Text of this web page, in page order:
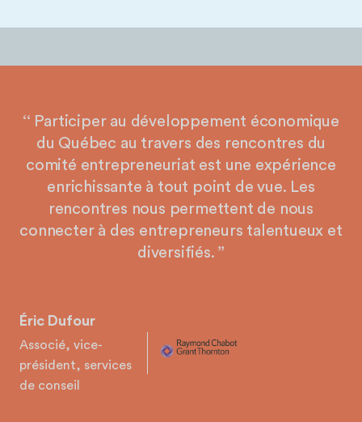
‘‘ Participer au développement économique
du Québec au travers des rencontres du
comité entrepreneuriat est une expérience
enrichissante à tout point de vue. Les
rencontres nous permettent de nous
connecter à des entrepreneurs talentueux et
diversifiés. ’’
Éric Dufour
Associé, vice-
président, services
de conseil